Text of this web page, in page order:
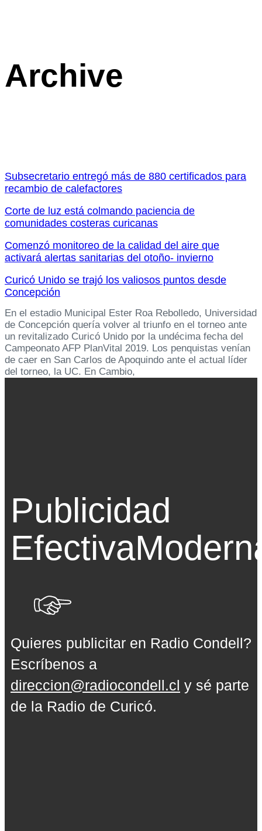
Archive
Subsecretario entregó más de 880 certificados para
recambio de calefactores
Corte de luz está colmando paciencia de
comunidades costeras curicanas
Comenzó monitoreo de la calidad del aire que
activará alertas sanitarias del otoño- invierno
Curicó Unido se trajó los valiosos puntos desde
Concepción
En el estadio Municipal Ester Roa Rebolledo, Universidad
de Concepción quería volver al triunfo en el torneo ante
un revitalizado Curicó Unido por la undécima fecha del
Campeonato AFP PlanVital 2019. Los penquistas venían
de caer en San Carlos de Apoquindo ante el actual líder
del torneo, la UC. En Cambio,
Publicidad
Efectiva
Quieres publicitar en Radio Condell?
Escríbenos a
direccion@radiocondell.cl y sé parte
de la Radio de Curicó.